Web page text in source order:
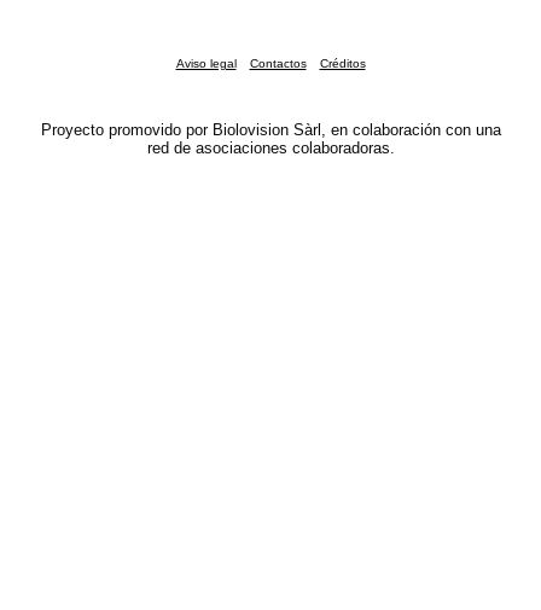
Aviso legal Contactos Créditos
Proyecto promovido por Biolovision Sàrl, en colaboración con una
red de asociaciones colaboradoras.